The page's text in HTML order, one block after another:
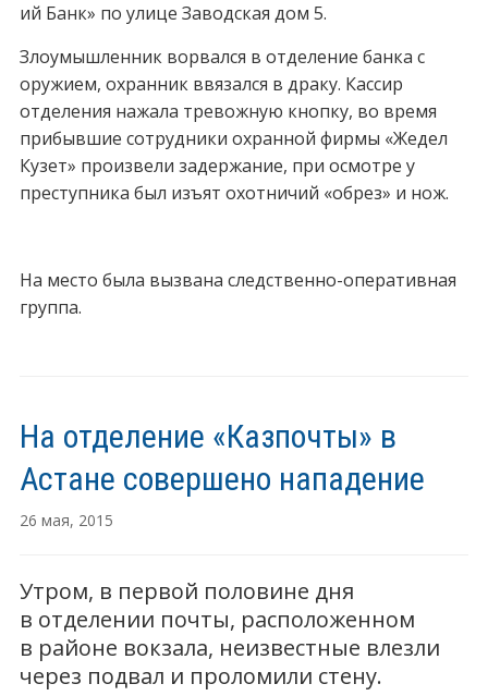
ий Банк» по улице Заводская дом 5.
Злоумышленник ворвался в отделение банка с
оружием, охранник ввязался в драку. Кассир
отделения нажала тревожную кнопку, во время
прибывшие сотрудники охранной фирмы «Жедел
Кузет» произвели задержание, при осмотре у
преступника был изъят охотничий «обрез» и нож.
На место была вызвана следственно-оперативная
группа.
На отделение «Казпочты» в
Астане совершено нападение
26 мая, 2015
Утром, в первой половине дня
в отделении почты, расположенном
в районе вокзала, неизвестные влезли
через подвал и проломили стену.